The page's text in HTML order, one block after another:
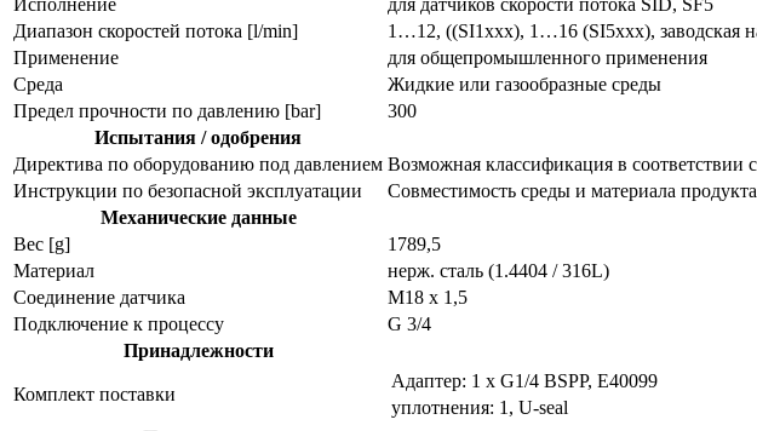
Диапазон скоростей потока [l/min]
1…12, ((SI1xxx), 1…16 (SI5xxx), заводская
Применение
для общепромышленного применения
Среда
Жидкие или газообразные среды
Предел прочности по давлению [bar]
300
Испытания / одобрения
Директива по оборудованию под давлением Возможная классификация в соответствии
Инструкции по безопасной эксплуатации
Совместимость среды и материала
Механические данные
Вес [g]
1789,5
Материал
нерж. сталь (1.4404 / 316L)
Соединение датчика
M18 x 1,5
Подключение к процессу
G 3/4
Принадлежности
Комплект поставки
Адаптер: 1 x G1/4 BSPP, E40099
уплотнения: 1, U-seal